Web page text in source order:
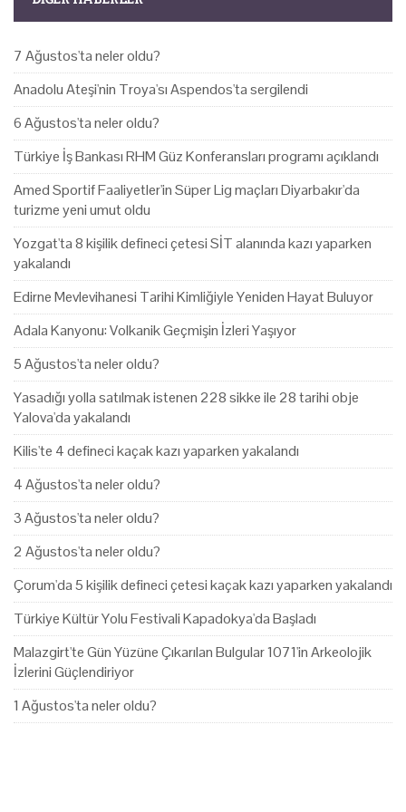
7 Ağustos'ta neler oldu?
Anadolu Ateşi'nin Troya'sı Aspendos'ta sergilendi
6 Ağustos'ta neler oldu?
Türkiye İş Bankası RHM Güz Konferansları programı açıklandı
Amed Sportif Faaliyetler'in Süper Lig maçları Diyarbakır'da
turizme yeni umut oldu
Yozgat'ta 8 kişilik defineci çetesi SİT alanında kazı yaparken
yakalandı
Edirne Mevlevihanesi Tarihi Kimliğiyle Yeniden Hayat Buluyor
Adala Kanyonu: Volkanik Geçmişin İzleri Yaşıyor
5 Ağustos'ta neler oldu?
Yasadığı yolla satılmak istenen 228 sikke ile 28 tarihi obje
Yalova'da yakalandı
Kilis'te 4 defineci kaçak kazı yaparken yakalandı
4 Ağustos'ta neler oldu?
3 Ağustos'ta neler oldu?
2 Ağustos'ta neler oldu?
Çorum'da 5 kişilik defineci çetesi kaçak kazı yaparken yakalandı
Türkiye Kültür Yolu Festivali Kapadokya'da Başladı
Malazgirt'te Gün Yüzüne Çıkarılan Bulgular 1071'in Arkeolojik
İzlerini Güçlendiriyor
1 Ağustos'ta neler oldu?